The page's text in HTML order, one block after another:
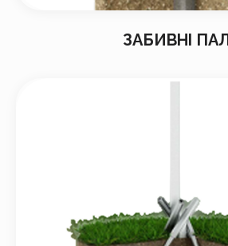
ЗАБИВНІ ПАЛІ